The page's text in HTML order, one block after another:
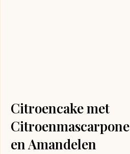
Citroencake met
Citroenmascarpone
en Amandelen